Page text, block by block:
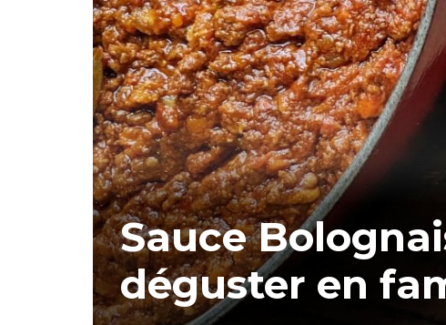
Sauce
déguster en